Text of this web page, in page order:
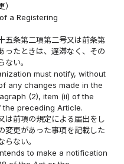
a Registering
五条第二項第二号又は前条第
ったときは、遅滞なく、その
い。
must notify, without
any changes made in the
(2), item (ii) of the
the preceding Article.
は前項の規定による届出をし
変更があった事項を記載した
ない。
to make a notification